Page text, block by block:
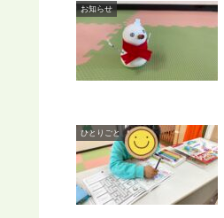
お知らせ
ひとりごと